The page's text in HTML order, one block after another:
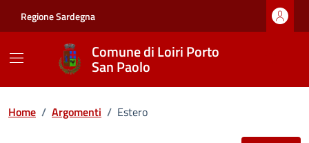
Regione Sardegna
Comune di Loiri Porto
San Paolo
Ricerca
Home / Argomenti / Estero